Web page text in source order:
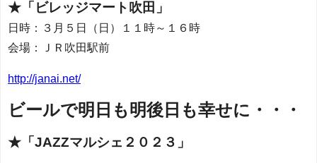
★「ビレッジマート吹田」
日時：３月５日（日）１１時～１６時
会場：ＪＲ吹田駅前
http://janai.net/
ビールで明日も明後日も幸せに・・・
★「JAZZマルシェ２０２３ 」